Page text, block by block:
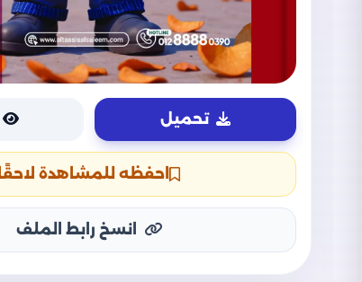
تحميل
احفظه للمشاهدة لاحقًا
انسخ رابط الملف